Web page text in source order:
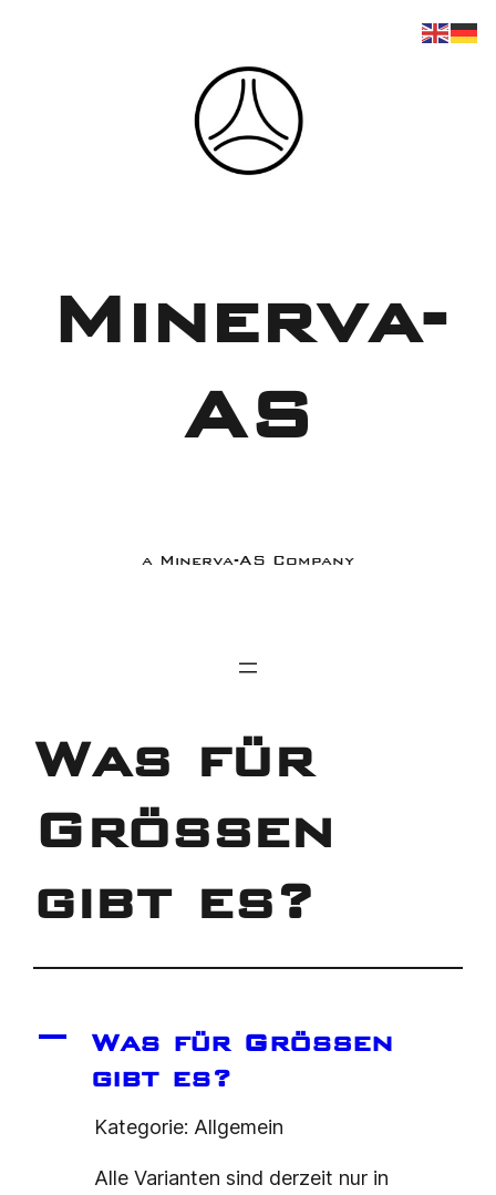
Minerva-
AS
a Minerva-AS Company
Was für
Größen
gibt es?
A
Was für Größen
gibt es?
Kategorie: Allgemein
Alle Varianten sind derzeit nur in